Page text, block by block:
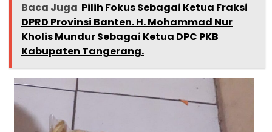
Baca Juga Pilih Fokus Sebagai Ketua Fraksi
DPRD Provinsi Banten. H. Mohammad Nur
Kholis Mundur Sebagai Ketua DPC PKB
Kabupaten Tangerang.